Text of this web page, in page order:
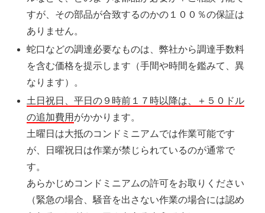
すが、その部品が合致するのかの１００％の保証は
ありません。
蛇口などの調達必要なものは、弊社から調達手数料
を含む価格を提示します（手間や時間を鑑みて、異
なります）。
土日祝日、平日の９時前１７時以降は、＋５０ドル
の追加費用 がかかります。
土曜日は大抵のコンドミニアムでは作業可能です
が、日曜祝日は作業が禁じられているのが通常で
す。
あらかじめコンドミニアムの許可をお取りください
（緊急の場合、騒音を出さない作業の場合には認め